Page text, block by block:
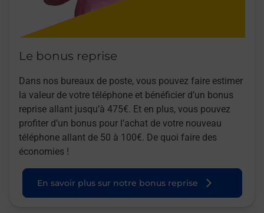
Le bonus reprise
Dans nos bureaux de poste, vous pouvez faire estimer
la valeur de votre téléphone et bénéficier d’un bonus
reprise allant jusqu’à 475€. Et en plus, vous pouvez
profiter d’un bonus pour l’achat de votre nouveau
téléphone allant de 50 à 100€. De quoi faire des
économies !
En savoir plus sur notre bonus reprise